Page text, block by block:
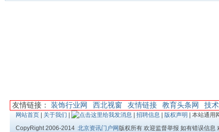
友情链接： 装饰行业网 西北视窗 友情链接 教育头条网 技
网站首页 关于我们 招聘信息 版权声明
| 本站通用
CopyRight 2006-2014 北京资讯门户网 版权所有 欢迎监督举报 如有错误信息